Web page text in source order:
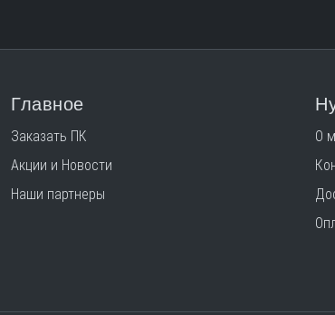
Главное
Заказать ПК
Акции и Новости
Наши партнеры
О